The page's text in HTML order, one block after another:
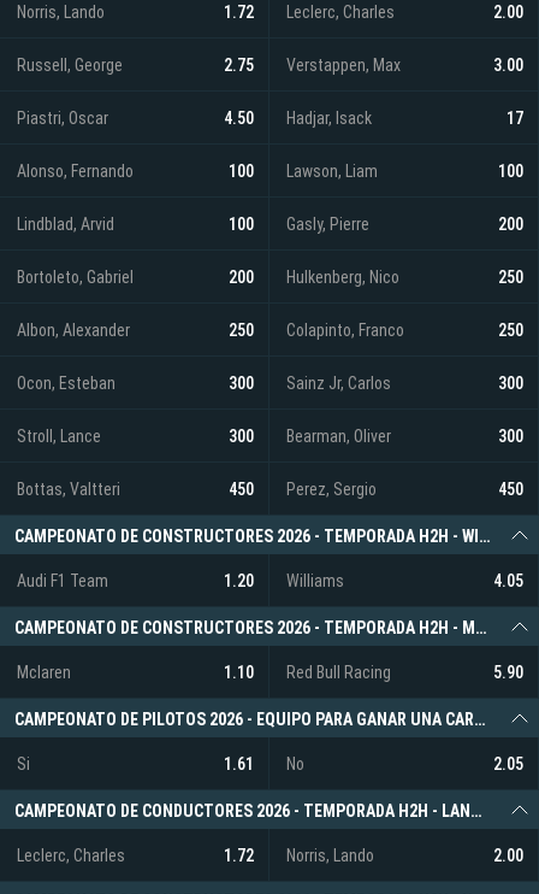
Norris, Lando 1.72 Leclerc, Charles 2.00
Russell, George 2.75 Verstappen, Max 3.00
Piastri, Oscar 4.50 Hadjar, Isack 17
Alonso, Fernando 100 Lawson, Liam 100
Lindblad, Arvid 100 Gasly, Pierre 200
Bortoleto, Gabriel 200 Hulkenberg, Nico 250
Albon, Alexander 250 Colapinto, Franco 250
Ocon, Esteban 300 Sainz Jr, Carlos 300
Stroll, Lance 300 Bearman, Oliver 300
Bottas, Valtteri 450 Perez, Sergio 450
CAMPEONATO DE CONSTRUCTORES 2026 - TEMPORADA H2H - WILLIAMS VS AUDI F1 TEAM
Audi F1 Team 1.20 Williams 4.05
CAMPEONATO DE CONSTRUCTORES 2026 - TEMPORADA H2H - MCLAREN VS RED BULL RACING
Mclaren 1.10 Red Bull Racing 5.90
CAMPEONATO DE PILOTOS 2026 - EQUIPO PARA GANAR UNA CARRERA - RED BULL RACING
Si 1.61 No 2.05
CAMPEONATO DE CONDUCTORES 2026 - TEMPORADA H2H - LANDO NORRIS VS. CHARLES LECLERC
Leclerc, Charles 1.72 Norris, Lando 2.00